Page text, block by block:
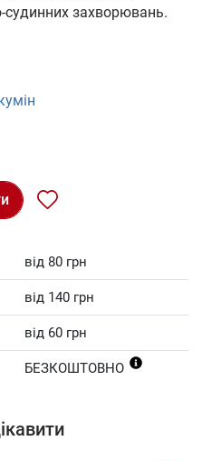
судинних захворювань.
від 80 грн
від 140 грн
від 60 грн
БЕЗКОШТОВНО